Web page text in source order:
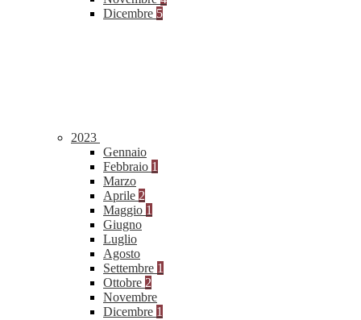
Dicembre 5
2023
Gennaio
Febbraio 1
Marzo
Aprile 2
Maggio 1
Giugno
Luglio
Agosto
Settembre 1
Ottobre 2
Novembre
Dicembre 1